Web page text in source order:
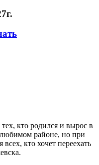
кто родился и вырос в
любимом районе, но при
кто хочет переехать